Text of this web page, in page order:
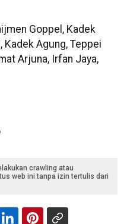
Goppel, Kadek
Kadek Agung, Teppei
Arjuna, Irfan Jaya,
crawling atau
web ini tanpa izin tertulis dari